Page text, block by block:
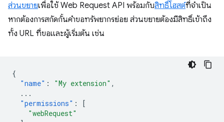
ส่วนขยายเพื่อใช้ Web Request API พร้อมกับสิทธิ์โฮสต์ที่จำเป็น
หากต้องการสกัดกั้นคำขอทรัพยากรย่อย ส่วนขยายต้องมีสิทธิ์เข้าถึง
ทั้ง URL ที่ขอและผู้เริ่มต้น เช่น
{
"name" : "My extension" ,
...
"permissions" :
[
"webRequest"